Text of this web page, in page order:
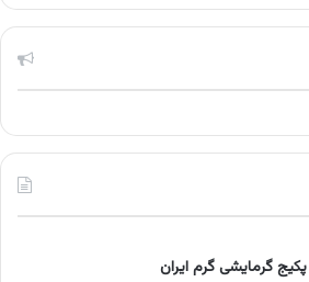
پکیج گرمایشی گرم ایران